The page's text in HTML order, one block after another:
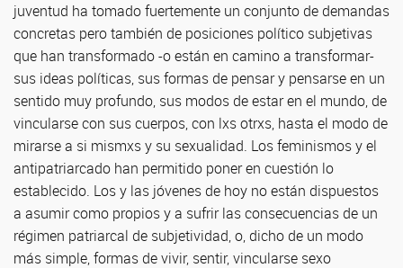
juventud ha tomado fuertemente un conjunto de demandas
concretas pero también de posiciones político subjetivas
que han transformado -o están en camino a transformar-
sus ideas políticas, sus formas de pensar y pensarse en un
sentido muy profundo, sus modos de estar en el mundo, de
vincularse con sus cuerpos, con lxs otrxs, hasta el modo de
mirarse a si mismxs y su sexualidad. Los feminismos y el
antipatriarcado han permitido poner en cuestión lo
establecido. Los y las jóvenes de hoy no están dispuestos
a asumir como propios y a sufrir las consecuencias de un
régimen patriarcal de subjetividad, o, dicho de un modo
más simple, formas de vivir, sentir, vincularse sexo